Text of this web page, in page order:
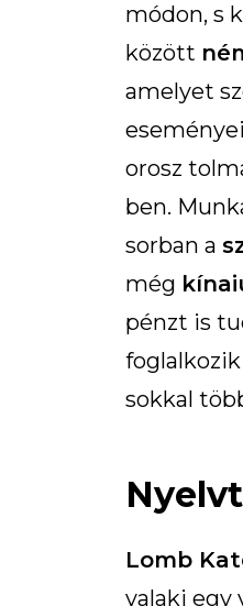
módon, s
között
amelyet
orosz
ben.
sorban a
még
pénzt is
sokkal
Lomb
valaki egy